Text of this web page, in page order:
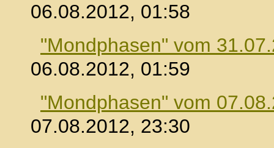
06.08.2012, 01:58
"Mondphasen" vom
06.08.2012, 01:59
"Mondphasen" vom
07.08.2012, 23:30